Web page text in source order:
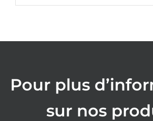
Pour plus
sur nos